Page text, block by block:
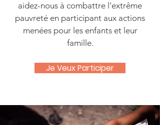
aidez-nous à combattre l'extrême
pauvreté en participant aux actions
menées pour les enfants et leur
famille.
Je Veux Participer